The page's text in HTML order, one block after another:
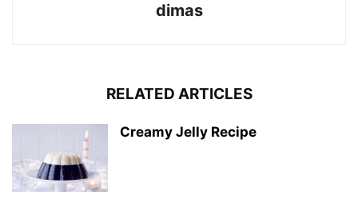
dimas
RELATED ARTICLES
Creamy Jelly Recipe